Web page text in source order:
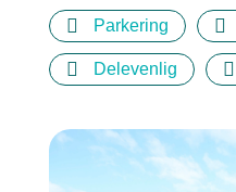
Parkering
Delevenlig